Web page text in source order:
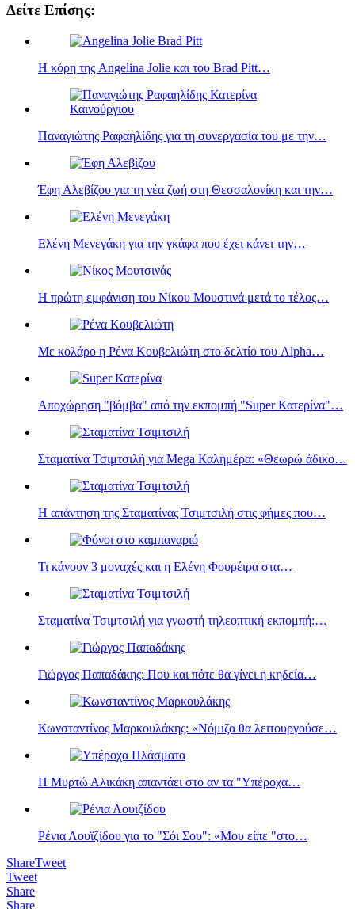
Δείτε Επίσης:
Η κόρη της Angelina Jolie και του Brad Pitt…
Παναγιώτης Ραφαηλίδης για τη συνεργασία του με την…
Έφη Αλεβίζου για τη νέα ζωή στη Θεσσαλονίκη και την…
Ελένη Μενεγάκη για την γκάφα που έχει κάνει την…
Η πρώτη εμφάνιση του Νίκου Μουστινά μετά το τέλος…
Με κολάρο η Ρένα Κουβελιώτη στο δελτίο του Alpha…
Αποχώρηση "βόμβα" από την εκπομπή "Super Κατερίνα"…
Σταματίνα Τσιμτσιλή για Mega Καλημέρα: «Θεωρώ άδικο…
Η απάντηση της Σταματίνας Τσιμτσιλή στις φήμες που…
Τι κάνουν 3 μοναχές και η Eλένη Φουρέιρα στα…
Σταματίνα Τσιμτσιλή για γνωστή τηλεοπτική εκπομπή:…
Γιώργος Παπαδάκης: Που και πότε θα γίνει η κηδεία…
Κωνσταντίνος Μαρκουλάκης: «Νόμιζα θα λειτουργούσε…
Η Μυρτώ Αλικάκη απαντάει στο αν τα "Υπέροχα…
Ρένια Λουϊζίδου για το "Σόι Σου": «Μου είπε "στο…
ShareTweet
Tweet
Share
Share